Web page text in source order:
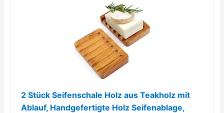
2 Stück Seifenschale Holz aus Teakholz mit
Ablauf, Handgefertigte Holz Seifenablage,